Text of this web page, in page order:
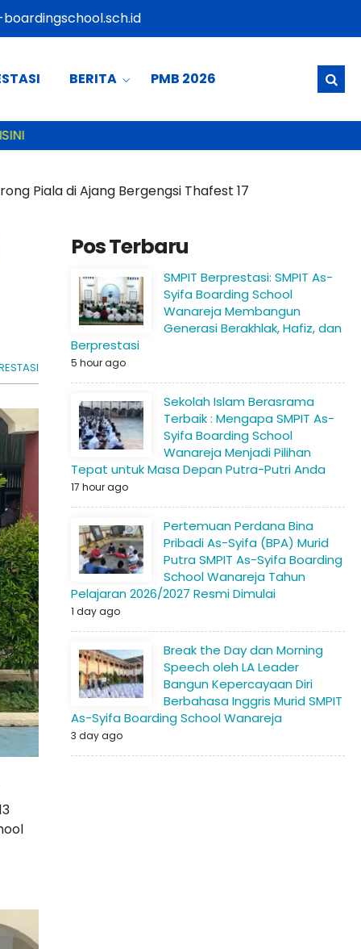
BERITA PMB 2026
Piala di Ajang Bergengsi Thafest 17
Pos Terbaru
SMPIT Berprestasi: SMPIT As-
Syifa Boarding School
Wanareja Membangun
Generasi Berakhlak, Hafiz, dan
Berprestasi
5 hour ago
Sekolah Islam Berasrama
Terbaik : Mengapa SMPIT As-
Syifa Boarding School
Wanareja Menjadi Pilihan
Tepat untuk Masa Depan Putra-Putri Anda
17 hour ago
Pertemuan Perdana Bina
Pribadi As-Syifa (BPA) Murid
Putra SMPIT As-Syifa Boarding
School Wanareja Tahun
Pelajaran 2026/2027 Resmi Dimulai
1 day ago
Break the Day dan Morning
Speech oleh LA Leader
Bangun Kepercayaan Diri
Berbahasa Inggris Murid SMPIT
As-Syifa Boarding School Wanareja
3 day ago